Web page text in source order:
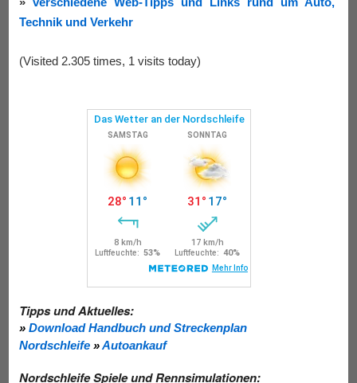
Technik und Verkehr
(Visited 2.305 times, 1 visits today)
Tipps und Aktuelles:
» Download Handbuch und Streckenplan
Nordschleife »Autoankauf
Nordschleife Spiele und Rennsimulationen: